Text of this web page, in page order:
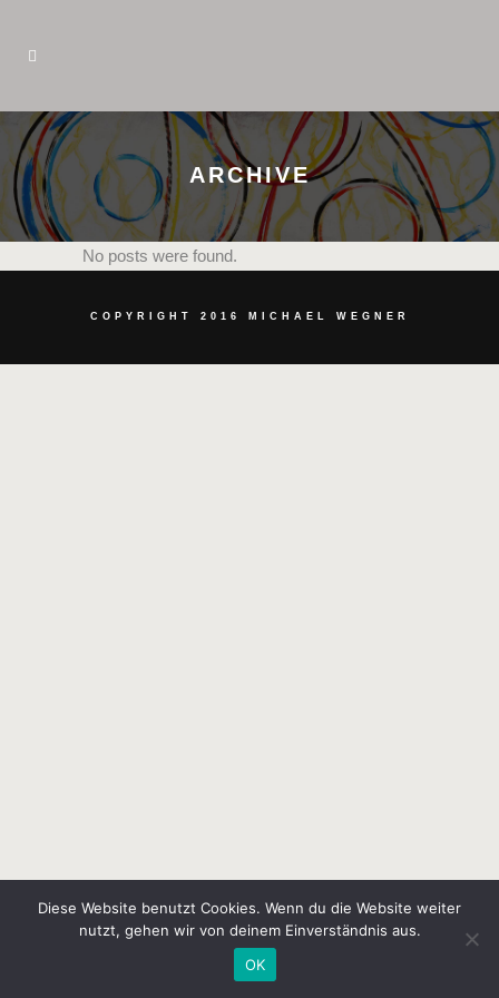
ARCHIVE
No posts were found.
COPYRIGHT 2016 MICHAEL WEGNER
Diese Website benutzt Cookies. Wenn du die Website weiter
nutzt, gehen wir von deinem Einverständnis aus.
OK